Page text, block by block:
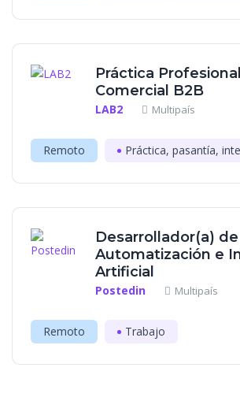
Práctica
Comercial B2B
LAB2 Multipaís
Remoto Práctica, pasantía,
Desarrollador(a) de
Automatización e
Artificial
Postedin Multipaís
Remoto Trabajo